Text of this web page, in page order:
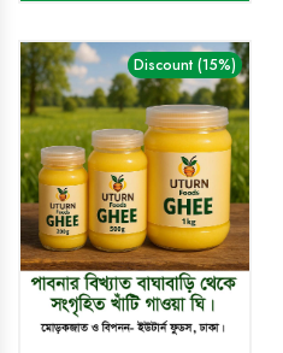
Discount (15%)